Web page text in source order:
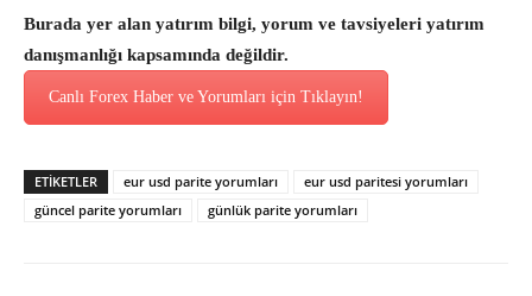
Burada yer alan yatırım bilgi, yorum ve tavsiyeleri yatırım
danışmanlığı kapsamında değildir.
Canlı Forex Haber ve Yorumları için Tıklayın!
ETİKETLER eur usd parite yorumları
eur usd paritesi yorumları
güncel parite yorumları
günlük parite yorumları